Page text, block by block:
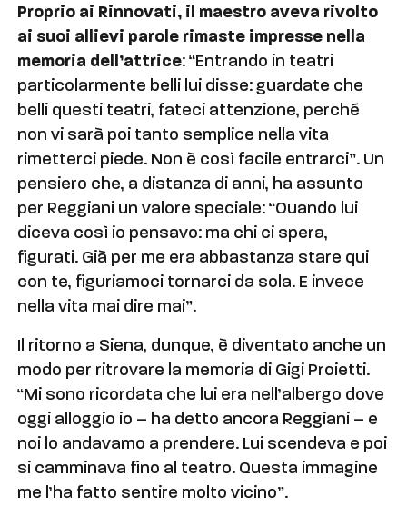
Proprio ai Rinnovati, il maestro aveva rivolto
ai suoi allievi parole rimaste impresse nella
memoria dell’attrice: “Entrando in teatri
particolarmente belli lui disse: guardate che
belli questi teatri, fateci attenzione, perché
non vi sarà poi tanto semplice nella vita
rimetterci piede. Non è così facile entrarci”. Un
pensiero che, a distanza di anni, ha assunto
per Reggiani un valore speciale: “Quando lui
diceva così io pensavo: ma chi ci spera,
figurati. Già per me era abbastanza stare qui
con te, figuriamoci tornarci da sola. E invece
nella vita mai dire mai”.
Il ritorno a Siena, dunque, è diventato anche un
modo per ritrovare la memoria di Gigi Proietti.
“Mi sono ricordata che lui era nell’albergo dove
oggi alloggio io – ha detto ancora Reggiani – e
noi lo andavamo a prendere. Lui scendeva e poi
si camminava fino al teatro. Questa immagine
me l’ha fatto sentire molto vicino”.